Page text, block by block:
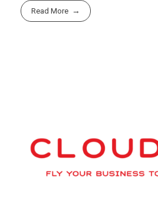
Read More